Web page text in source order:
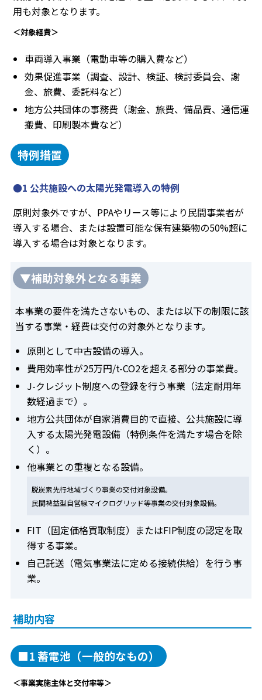
用も対象となります。
＜対象経費＞
車両導入事業（電動車等の購入費など）
効果促進事業（調査、設計、検証、検討委員会、謝
金、旅費、委託料など）
地方公共団体の事務費（謝金、旅費、備品費、通信運
搬費、印刷製本費など）
特例措置
●1 公共施設への太陽光発電導入の特例
原則対象外ですが、PPAやリース等により民間事業者が
導入する場合、または設置可能な保有建築物の50%超に
導入する場合は対象となります。
▼補助対象外となる事業
本事業の要件を満たさないもの、または以下の制限に該
当する事業・経費は交付の対象外となります。
原則として中古設備の導入。
費用効率性が25万円/t-CO2を超える部分の事業費。
J-クレジット制度への登録を行う事業（法定耐用年
数経過まで）。
地方公共団体が自家消費目的で直接、公共施設に導
入する太陽光発電設備（特例条件を満たす場合を除
く）。
他事業との重複となる設備。
脱炭素先行地域づくり事業の交付対象設備。
民間裨益型自営線マイクログリッド等事業の交付対象設備。
FIT（固定価格買取制度）またはFIP制度の認定を取
得する事業。
自己託送（電気事業法に定める接続供給）を行う事
業。
補助内容
■1 蓄電池（一般的なもの）
＜事業実施主体と交付率等＞